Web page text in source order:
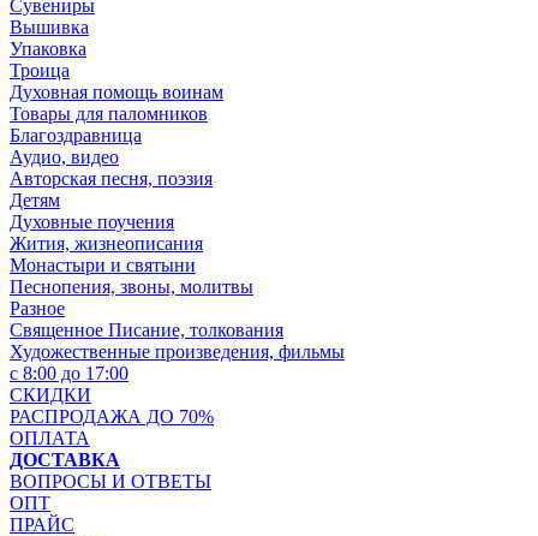
Сувениры
Вышивка
Упаковка
Троица
Духовная помощь воинам
Товары для паломников
Благоздравница
Аудио, видео
Авторская песня, поэзия
Детям
Духовные поучения
Жития, жизнеописания
Монастыри и святыни
Песнопения, звоны, молитвы
Разное
Священное Писание, толкования
Художественные произведения, фильмы
с 8:00 до 17:00
СКИДКИ
РАСПРОДАЖА ДО 70%
ОПЛАТА
ДОСТАВКА
ВОПРОСЫ И ОТВЕТЫ
ОПТ
ПРАЙС